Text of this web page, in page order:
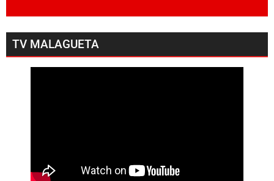
TV MALAGUETA